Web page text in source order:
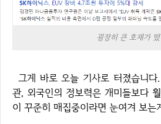
굉장히 큰 호재가
그게 바로 오늘 기사로 터졌습니다. 항상 말씀드리지만 기
관, 외국인의 정보력은 개미들보다
이 꾸준히 매집중이라면 눈여겨 보는